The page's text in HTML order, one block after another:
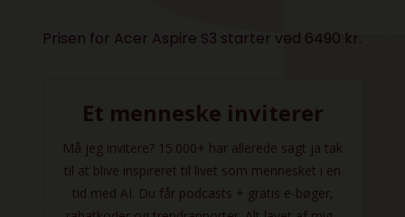
Prisen for Acer Aspire S3 starter ved 6490 kr.